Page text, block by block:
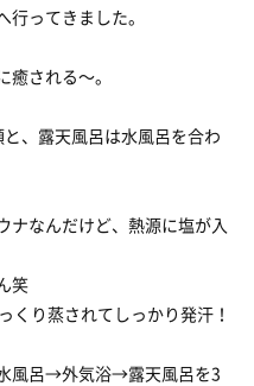
ってきました。
される〜。
、露天風呂は水風呂を合わ
ナなんだけど、熱源に塩が入
笑
くり蒸されてしっかり発汗！
風呂→外気浴→露天風呂を3